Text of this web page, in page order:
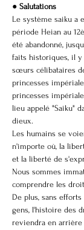
● Salutations
Le système saiku a
période Heian au
été abandonné,
faits historiques, il y
sœurs célibataires
princesses
princesses
lieu appelé "Saiku"
dieux.
Les humains se
n'importe où, la
et la liberté de
Nous sommes
comprendre les
De plus, sans
gens, l'histoire des
reviendra en